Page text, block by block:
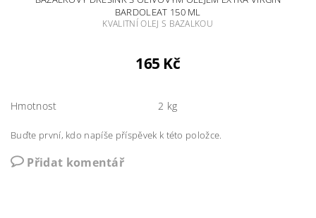
BARDOLEAT 150 ML
KVALITNÍ OLEJ S BAZALKOU
165 Kč
Hmotnost 2 kg
Buďte první, kdo napíše příspěvek k této položce.
Přidat komentář